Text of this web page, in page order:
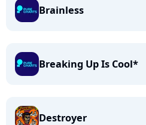
Brainless
Breaking Up Is Cool*
Destroyer